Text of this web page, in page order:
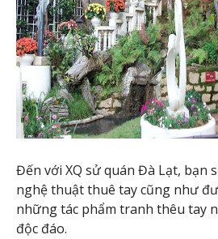
Đến với XQ sử quán Đà Lạt, bạn
nghệ thuật thuê tay cũng như
những tác phẩm tranh thêu tay
độc đáo.